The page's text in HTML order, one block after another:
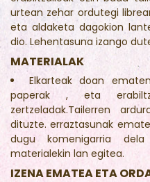
urtean zehar ordutegi
eta aldaketa dagokion
dio. Lehentasuna izango
MATERIALAK
Elkarteak doan
paperak , eta
zertzeladak.Tailerren
dituzte. erraztasunak
dugu komenigarria
materialekin lan egitea.
IZENA EMATEA ETA